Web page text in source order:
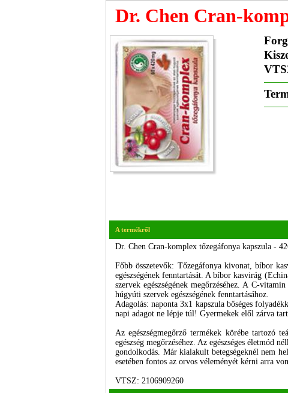
Dr. Chen Cran-
A termékről
Dr. Chen Cran-komplex tőzegáfonya kapszula -
Főbb összetevők: Tőzegáfonya kivonat, bíbor
egészségének fenntartását. A bíbor kasvirág
szervek egészségének megőrzéséhez. A C-
húgyúti szervek egészségének fenntartásához.
Adagolás: naponta 3x1 kapszula bőséges
napi adagot ne lépje túl! Gyermekek elől zárva
Az egészségmegőrző termékek körébe tartozó
egészség megőrzéséhez. Az egészséges életmód
gondolkodás. Már kialakult betegségeknél nem
esetében fontos az orvos véleményét kérni arra
VTSZ: 2106909260